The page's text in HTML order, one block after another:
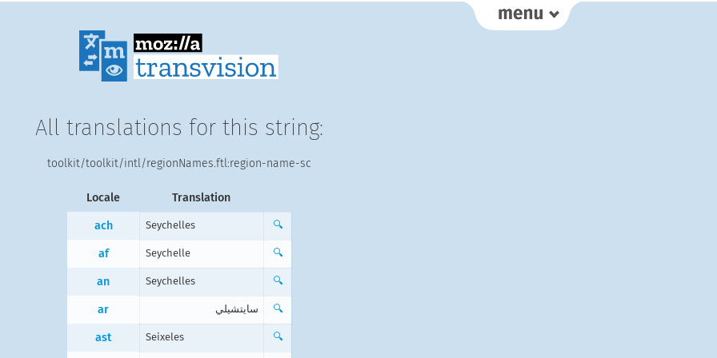
All translations for this string:
toolkit/toolkit/intl/regionNames.ftl:region-name-sc
Locale Translation
ach Seychelles 🔍
af Seychelle 🔍
an Seychelles 🔍
ar سايتشيلي 🔍
ast Seixeles 🔍